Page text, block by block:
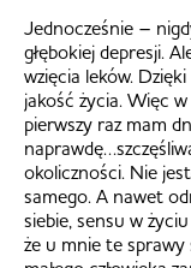
Jednocześnie –
głębokiej depresji.
wzięcia leków.
jakość życia. Więc
pierwszy raz mam
okoliczności. Nie
samego. A nawet
siebie, sensu w
że u mnie te sprawy